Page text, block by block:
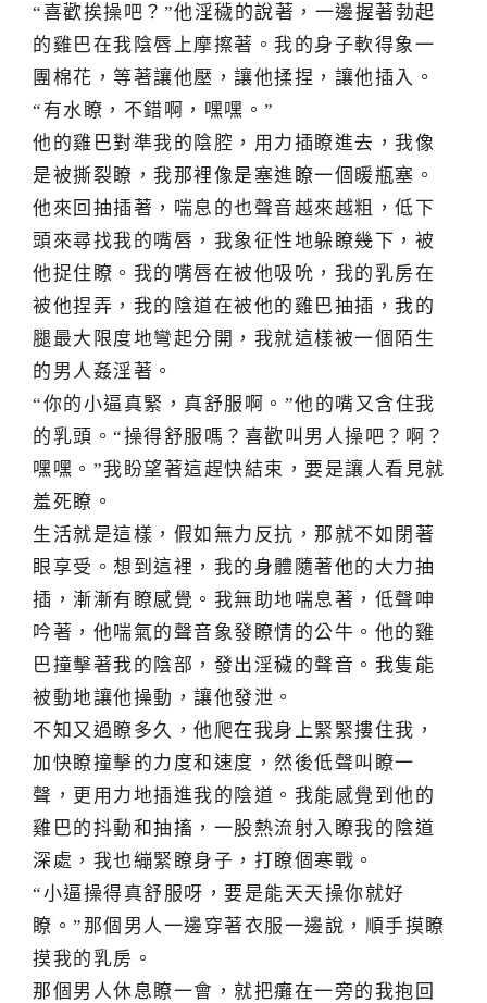
“喜歡挨操吧？”他淫穢的說著，一邊握著勃起
的雞巴在我陰唇上摩擦著。我的身子軟得象一
團棉花，等著讓他壓，讓他揉捏，讓他插入。
“有水瞭，不錯啊，嘿嘿。”
他的雞巴對準我的陰腔，用力插瞭進去，我像
是被撕裂瞭，我那裡像是塞進瞭一個暖瓶塞。
他來回抽插著，喘息的也聲音越來越粗，低下
頭來尋找我的嘴唇，我象征性地躲瞭幾下，被
他捉住瞭。我的嘴唇在被他吸吮，我的乳房在
被他捏弄，我的陰道在被他的雞巴抽插，我的
腿最大限度地彎起分開，我就這樣被一個陌生
的男人姦淫著。
“你的小逼真緊，真舒服啊。”他的嘴又含住我
的乳頭。“操得舒服嗎？喜歡叫男人操吧？啊？
嘿嘿。”我盼望著這趕快結束，要是讓人看見就
羞死瞭。
生活就是這樣，假如無力反抗，那就不如閉著
眼享受。想到這裡，我的身體隨著他的大力抽
插，漸漸有瞭感覺。我無助地喘息著，低聲呻
吟著，他喘氣的聲音象發瞭情的公牛。他的雞
巴撞擊著我的陰部，發出淫穢的聲音。我隻能
被動地讓他操動，讓他發泄。
不知又過瞭多久，他爬在我身上緊緊摟住我，
加快瞭撞擊的力度和速度，然後低聲叫瞭一
聲，更用力地插進我的陰道。我能感覺到他的
雞巴的抖動和抽搐，一股熱流射入瞭我的陰道
深處，我也繃緊瞭身子，打瞭個寒戰。
“小逼操得真舒服呀，要是能天天操你就好
瞭。”那個男人一邊穿著衣服一邊說，順手摸瞭
摸我的乳房。
那個男人休息瞭一會，就把癱在一旁的我抱回